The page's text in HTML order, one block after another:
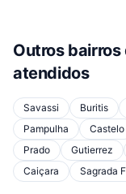
Outros bairros
atendidos
Savassi Buritis
Pampulha
Castelo
Prado
Gutierrez
Caiçara
Sagrada